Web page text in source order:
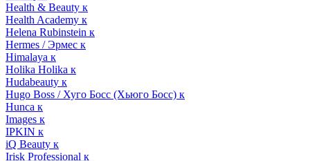
Health & Beauty к
Health Academy к
Helena Rubinstein к
Hermes / Эрмес к
Himalaya к
Holika Holika к
Hudabeauty к
Hugo Boss / Хуго Босс (Хьюго Босс) к
Hunca к
Images к
IPKIN к
iQ Beauty к
Irisk Professional к